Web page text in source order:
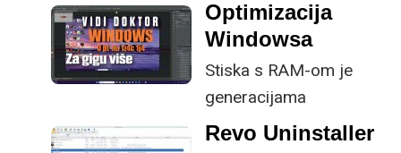
Optimizacija
Windowsa
Stiska s RAM-om je
generacijama
standardna priča u
Revo Uninstaller